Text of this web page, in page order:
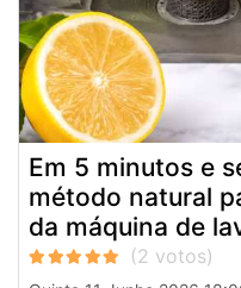
Em 5 minutos e
método natural
da máquina de